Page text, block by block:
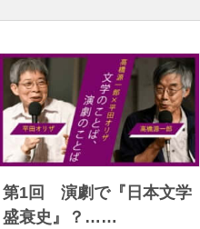
第1回 演劇で『日本文学
盛衰史』？……